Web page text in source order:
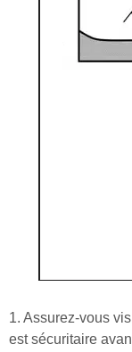
1. Assurez-vous
est sécuritaire